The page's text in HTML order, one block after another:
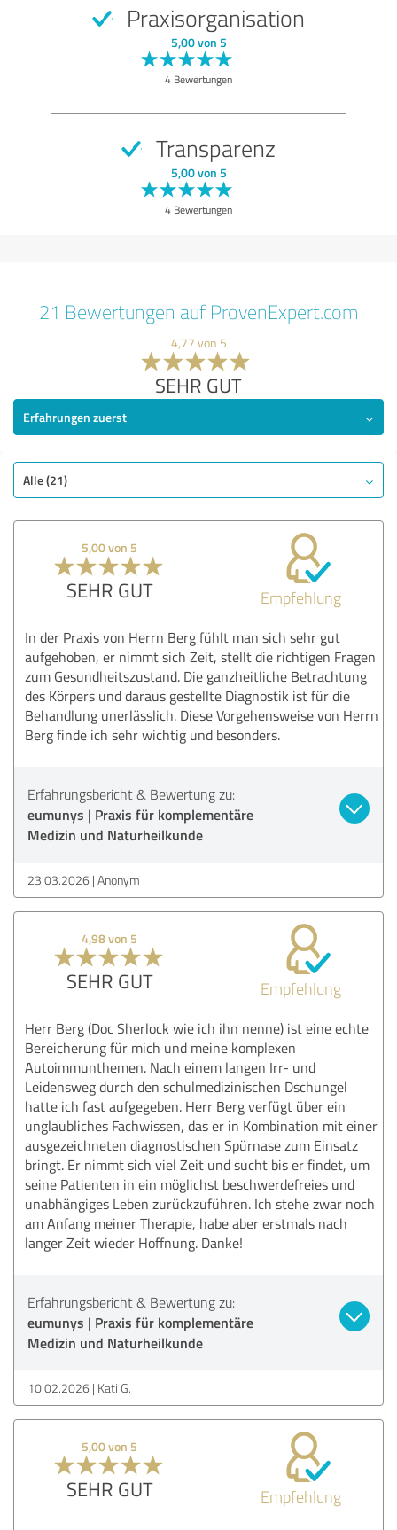
Praxisorganisation
5,00 von 5
4 Bewertungen
Transparenz
5,00 von 5
4 Bewertungen
21 Bewertungen auf ProvenExpert.com
4,77 von 5
SEHR GUT
Erfahrungen zuerst
Alle (21)
5,00 von 5
SEHR GUT Empfehlung
In der Praxis von Herrn Berg fühlt man sich sehr gut
aufgehoben, er nimmt sich Zeit, stellt die richtigen Fragen
zum Gesundheitszustand. Die ganzheitliche Betrachtung
des Körpers und daraus gestellte Diagnostik ist für die
Behandlung unerlässlich. Diese Vorgehensweise von Herrn
Berg finde ich sehr wichtig und besonders.
Erfahrungsbericht & Bewertung zu:
eumunys | Praxis für komplementäre
Medizin und Naturheilkunde
23.03.2026 Anonym
4,98 von 5
SEHR GUT Empfehlung
Herr Berg (Doc Sherlock wie ich ihn nenne) ist eine echte
Bereicherung für mich und meine komplexen
Autoimmunthemen. Nach einem langen Irr- und
Leidensweg durch den schulmedizinischen Dschungel
hatte ich fast aufgegeben. Herr Berg verfügt über ein
unglaubliches Fachwissen, das er in Kombination mit einer
ausgezeichneten diagnostischen Spürnase zum Einsatz
bringt. Er nimmt sich viel Zeit und sucht bis er findet, um
seine Patienten in ein möglichst beschwerdefreies und
unabhängiges Leben zurückzuführen. Ich stehe zwar noch
am Anfang meiner Therapie, habe aber erstmals nach
langer Zeit wieder Hoffnung. Danke!
Erfahrungsbericht & Bewertung zu:
eumunys | Praxis für komplementäre
Medizin und Naturheilkunde
10.02.2026 Kati G.
5,00 von 5
SEHR GUT Empfehlung